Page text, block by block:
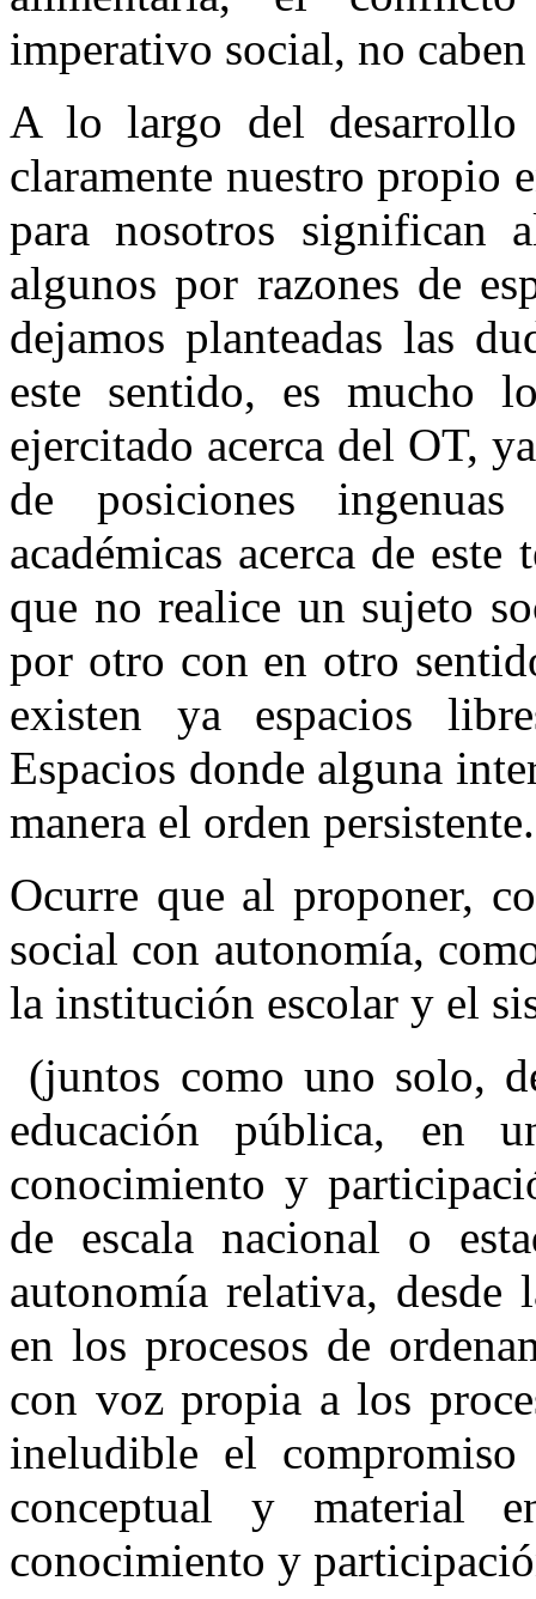
imperativo social, no
A lo largo del desarrollo
claramente nuestro propio
para nosotros significan
algunos por razones de
dejamos planteadas las
este sentido, es mucho
ejercitado acerca del OT,
de posiciones
académicas acerca de
que no realice un sujeto
por otro con en otro
existen ya espacios
Espacios donde alguna
manera el orden persistente.
Ocurre que al proponer,
social con autonomía,
la institución escolar y el
(juntos como uno solo,
educación pública, en
conocimiento y
de escala nacional o
autonomía relativa, desde
en los procesos de
con voz propia a los
ineludible el
conceptual y material
conocimiento y